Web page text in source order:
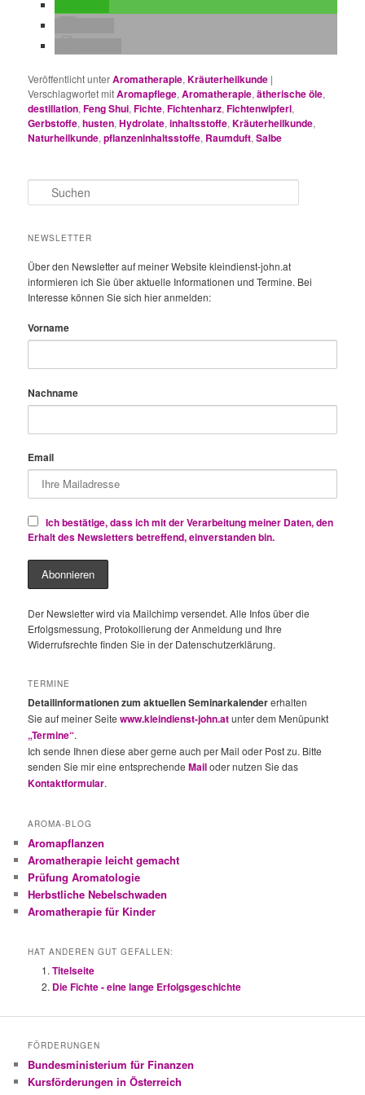
Veröffentlicht unterAromatherapie,Kräuterheilkunde |
Verschlagwortet mitAromapflege,Aromatherapie,ätherische öle,
destillation,Feng Shui,Fichte,Fichtenharz,Fichtenwipferl,
Gerbstoffe,husten,Hydrolate,inhaltsstoffe,Kräuterheilkunde,
Naturheilkunde,pflanzeninhaltsstoffe, Raumduft,Salbe
u
h
n
NEWSLETTER
Über den Newsletter auf meiner Website kleindienst-john.at
informieren ich Sie über aktuelle Informationen und Termine. Bei
Interesse können Sie sich hier anmelden:
Vorname
Nachname
Email
Ich bestätige, dass ich mit der Verarbeitung meiner Daten, den
Erhalt des Newsletters betreffend, einverstanden bin.
Der Newsletter wird via Mailchimp versendet. Alle Infos über die
Erfolgsmessung, Protokollierung der Anmeldung und Ihre
Widerrufsrechte finden Sie in der Datenschutzerklärung.
TERMINE
Detailinformationen zum aktuellen Seminarkalendererhalten
Sie auf meiner Seitewww.kleindienst-john.atunter dem Menüpunkt
„Termine“.
Ich sende Ihnen diese aber gerne auch per Mail oder Post zu. Bitte
senden Sie mir eine entsprechendeMailoder nutzen Sie das
Kontaktformular.
AROMA-BLOG
Aromapflanzen
Aromatherapie leicht gemacht
Prüfung Aromatologie
Herbstliche Nebelschwaden
Aromatherapie für Kinder
HAT ANDEREN GUT GEFALLEN:
Titelseite
Die Fichte - eine lange Erfolgsgeschichte
FÖRDERUNGEN
Bundesministerium für Finanzen
Kursförderungen in Österreich